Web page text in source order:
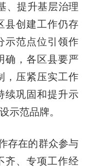
、提升基层治理
县创建工作仍存
示范点位引领作
确，各区县要严
，压紧压实工作
续巩固和提升示
示范品牌。
存在的群众参与
齐、专项工作经